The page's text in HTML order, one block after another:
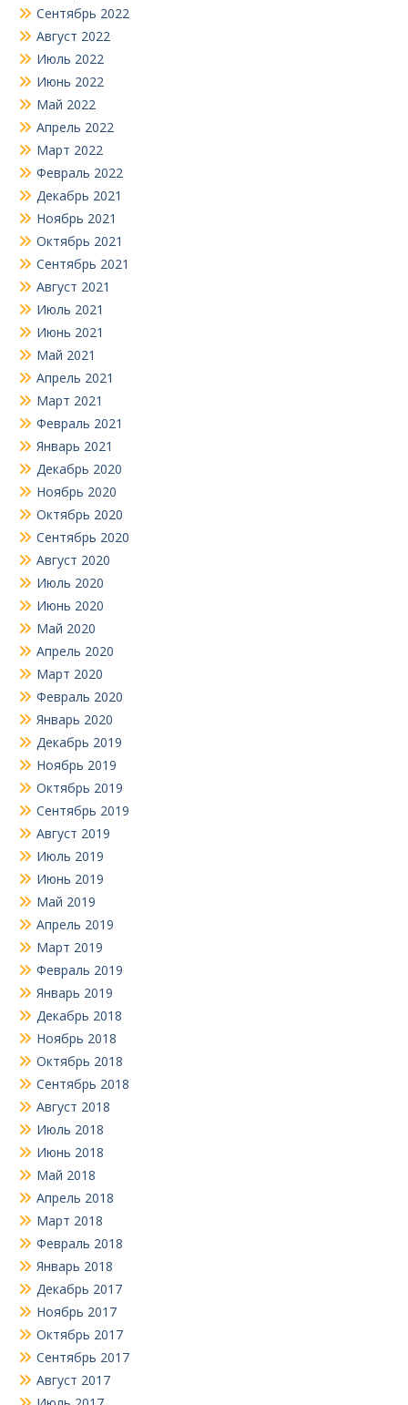
Сентябрь 2022
Август 2022
Июль 2022
Июнь 2022
Май 2022
Апрель 2022
Март 2022
Февраль 2022
Декабрь 2021
Ноябрь 2021
Октябрь 2021
Сентябрь 2021
Август 2021
Июль 2021
Июнь 2021
Май 2021
Апрель 2021
Март 2021
Февраль 2021
Январь 2021
Декабрь 2020
Ноябрь 2020
Октябрь 2020
Сентябрь 2020
Август 2020
Июль 2020
Июнь 2020
Май 2020
Апрель 2020
Март 2020
Февраль 2020
Январь 2020
Декабрь 2019
Ноябрь 2019
Октябрь 2019
Сентябрь 2019
Август 2019
Июль 2019
Июнь 2019
Май 2019
Апрель 2019
Март 2019
Февраль 2019
Январь 2019
Декабрь 2018
Ноябрь 2018
Октябрь 2018
Сентябрь 2018
Август 2018
Июль 2018
Июнь 2018
Май 2018
Апрель 2018
Март 2018
Февраль 2018
Январь 2018
Декабрь 2017
Ноябрь 2017
Октябрь 2017
Сентябрь 2017
Август 2017